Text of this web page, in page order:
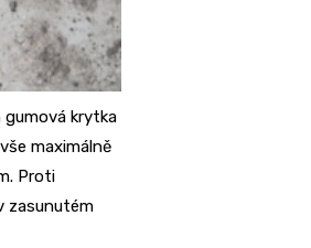
gumová krytka
maximálně
Proti
zasunutém